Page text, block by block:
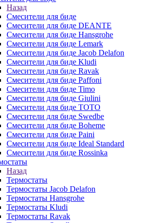
Назад
Смесители для биде
Смесители для биде DEANTE
Смесители для биде Hansgrohe
Смесители для биде Lemark
Смесители для биде Jacob Delafon
Смесители для биде Kludi
Смесители для биде Ravak
Смесители для биде Paffoni
Смесители для биде Timo
Смесители для биде Giulini
Смесители для биде TOTO
Смесители для биде Swedbe
Смесители для биде Boheme
Смесители для биде Paini
Смесители для биде Ideal Standard
Смесители для биде Rossinka
Назад
Термостаты
Термостаты Jacob Delafon
Термостаты Hansgrohe
Термостаты Kludi
Термостаты Ravak